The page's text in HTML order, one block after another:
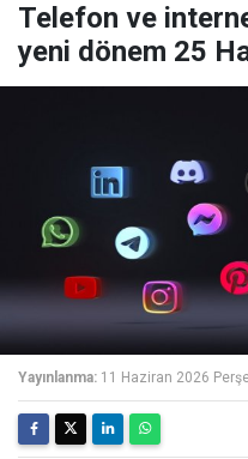
Telefon ve
yeni dönem 25
Yayınlanma: 11 Haziran 2026